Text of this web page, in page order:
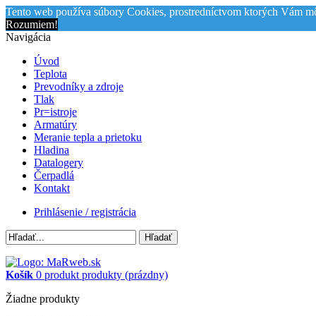
Tento web používa súbory Cookies, prostredníctvom ktorých Vám
Rozumiem!
Navigácia
Úvod
Teplota
Prevodníky a zdroje
Tlak
Pr=istroje
Armatúry
Meranie tepla a prietoku
Hladina
Datalogery
Čerpadlá
Kontakt
Prihlásenie / registrácia
Hľadať
Košík 0 produkt produkty (prázdny)
Žiadne produkty